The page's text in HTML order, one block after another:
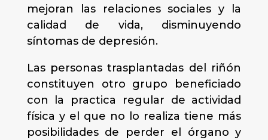
mejoran las relaciones sociales y la
calidad de vida, disminuyendo
síntomas de depresión.
Las personas trasplantadas del riñón
constituyen otro grupo beneficiado
con la practica regular de actividad
física y el que no lo realiza tiene más
posibilidades de perder el órgano y